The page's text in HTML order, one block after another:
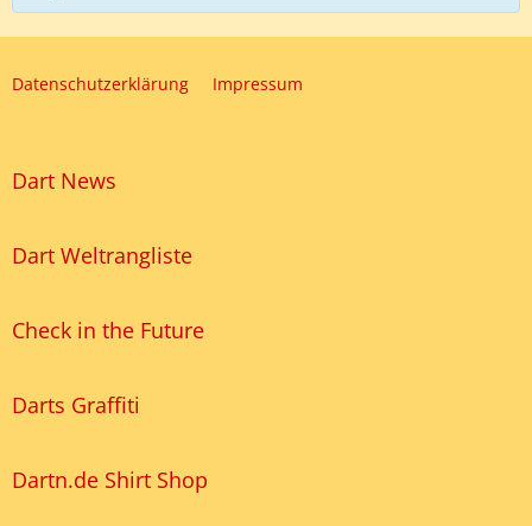
Datenschutzerklärung Impressum
Dart News
Dart Weltrangliste
Check in the Future
Darts Graffiti
Dartn.de Shirt Shop